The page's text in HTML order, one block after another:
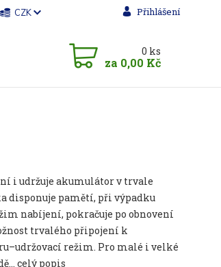
CZK Přihlášení
0 ks
za 0,00 Kč
i udržuje akumulátor v trvale
disponuje pamětí, při výpadku
nabíjení, pokračuje po obnovení
trvalého připojení k
režim. Pro malé i velké
celý popis